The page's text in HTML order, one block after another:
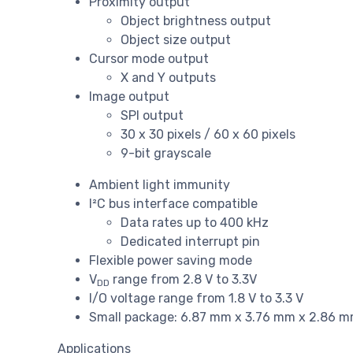
Object brightness output
Object size output
Cursor mode output
X and Y outputs
Image output
SPI output
30 x 30 pixels / 60 x 60 pixels
9-bit grayscale
Ambient light immunity
I²C bus interface compatible
Data rates up to 400 kHz
Dedicated interrupt pin
Flexible power saving mode
VDD range from 2.8 V to 3.3V
I/O voltage range from 1.8 V to 3.3 V
Small package: 6.87 mm x 3.76 mm x 2.86
Applications